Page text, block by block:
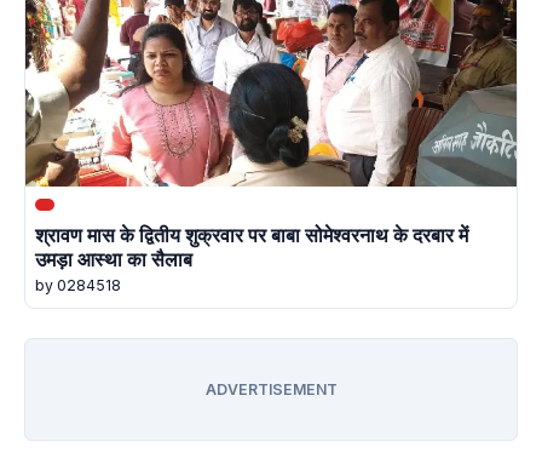
श्रावण मास के द्वितीय शुक्रवार पर बाबा सोमेश्वरनाथ के दरबार में
उमड़ा आस्था का सैलाब
by 0284518
ADVERTISEMENT